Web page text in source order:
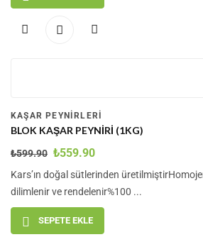
KAŞAR PEYNIRLERI
BLOK KAŞAR PEYNIRI (1KG)
₺599.90 ₺559.90
Kars’ın doğal sütlerinden
dilimlenir ve rendelenir%100 ...
SEPETE EKLE